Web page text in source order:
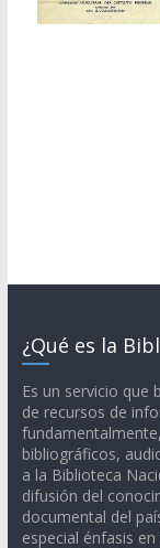
¿Qué es la
Es un servicio que
de recursos de
bibliográficos,
a la Biblioteca
difusión del
documental del
especial énfasis